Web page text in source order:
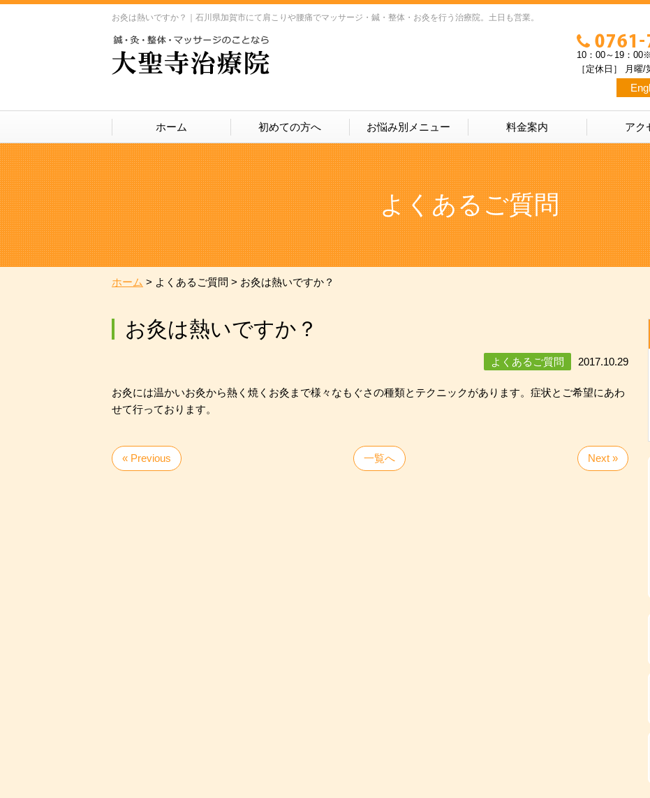
お灸は熱いですか？｜石川県加賀市にて肩こりや腰痛でマッサージ・鍼・整体・お灸を行う治療院。土日も営業。
10：00～19：
［定休日］ 月曜
ホーム 初めての方へ お悩み別メニュー 料金案内 アク
よくあるご質問
ホーム > よくあるご質問 > お灸は熱いですか？
お灸は熱いですか？
よくあるご質問 2017.10.29
お灸には温かいお灸から熱く焼くお灸まで様々なもぐさの種類とテクニックがあります。症状とご希望にあわ
せて行っております。
« Previous 一覧へ Next »